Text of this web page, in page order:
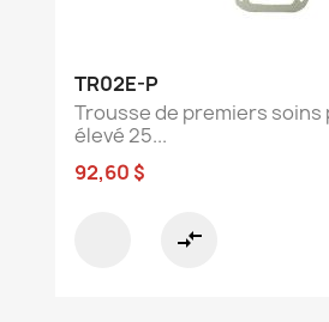
TR02E-P
Trousse de premiers soins
élevé 25...
92,60 $
compare_arrows